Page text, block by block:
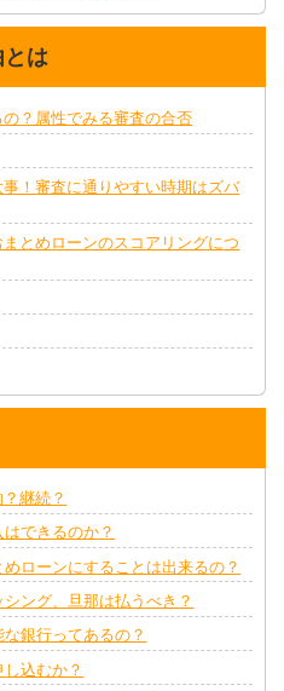
とは
？属性でみる審査の合否
！審査に通りやすい時期はズバ
とめローンのスコアリングにつ
継続？
できるのか？
ローンにすることは出来るの？
ング、旦那は払うべき？
銀行ってあるの？
込むか？